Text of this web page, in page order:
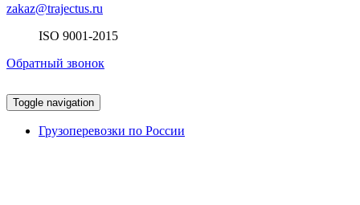
zakaz@trajectus.ru
ISO 9001-2015
Обратный звонок
Toggle navigation
Грузоперевозки по России